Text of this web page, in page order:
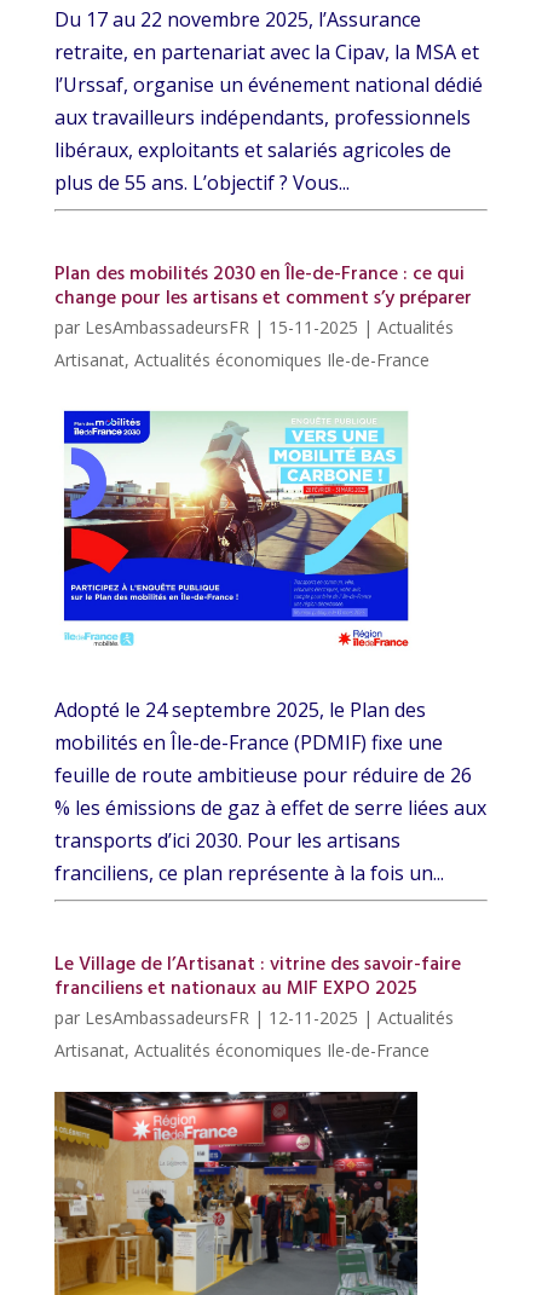
Du 17 au 22 novembre 2025, l’Assurance
retraite, en partenariat avec la Cipav, la MSA et
l’Urssaf, organise un événement national dédié
aux travailleurs indépendants, professionnels
libéraux, exploitants et salariés agricoles de
plus de 55 ans. L’objectif ? Vous...
Plan des mobilités 2030 en Île-de-France : ce qui
change pour les artisans et comment s’y préparer
par LesAmbassadeursFR| 15-11-2025 | Actualités
Artisanat, Actualités économiques Ile-de-France
Adopté le 24 septembre 2025, le Plan des
mobilités en Île-de-France (PDMIF) fixe une
feuille de route ambitieuse pour réduire de 26
% les émissions de gaz à effet de serre liées aux
transports d’ici 2030. Pour les artisans
franciliens, ce plan représente à la fois un...
Le Village de l’Artisanat : vitrine des savoir-faire
franciliens et nationaux au MIF EXPO 2025
par LesAmbassadeursFR| 12-11-2025 | Actualités
Artisanat, Actualités économiques Ile-de-France